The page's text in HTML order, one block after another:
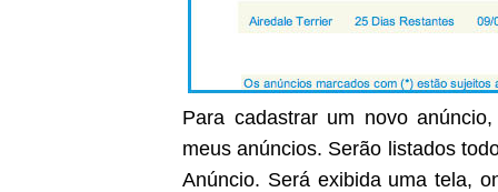
Para cadastrar um novo anúncio,
meus anúncios. Serão listados
Anúncio. Será exibida uma tela,